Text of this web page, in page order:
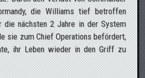
die Williams tief betroffen
nächsten 2 Jahre in der System
sie zum Chief Operations befördert,
ihr Leben wieder in den Griff zu